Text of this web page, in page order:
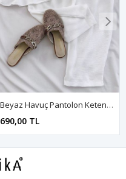
Beyaz Havuç Pantolon Keten Takım
690,00 TL